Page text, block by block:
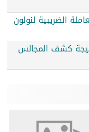
الضريبية لنولون
كشف المجالس